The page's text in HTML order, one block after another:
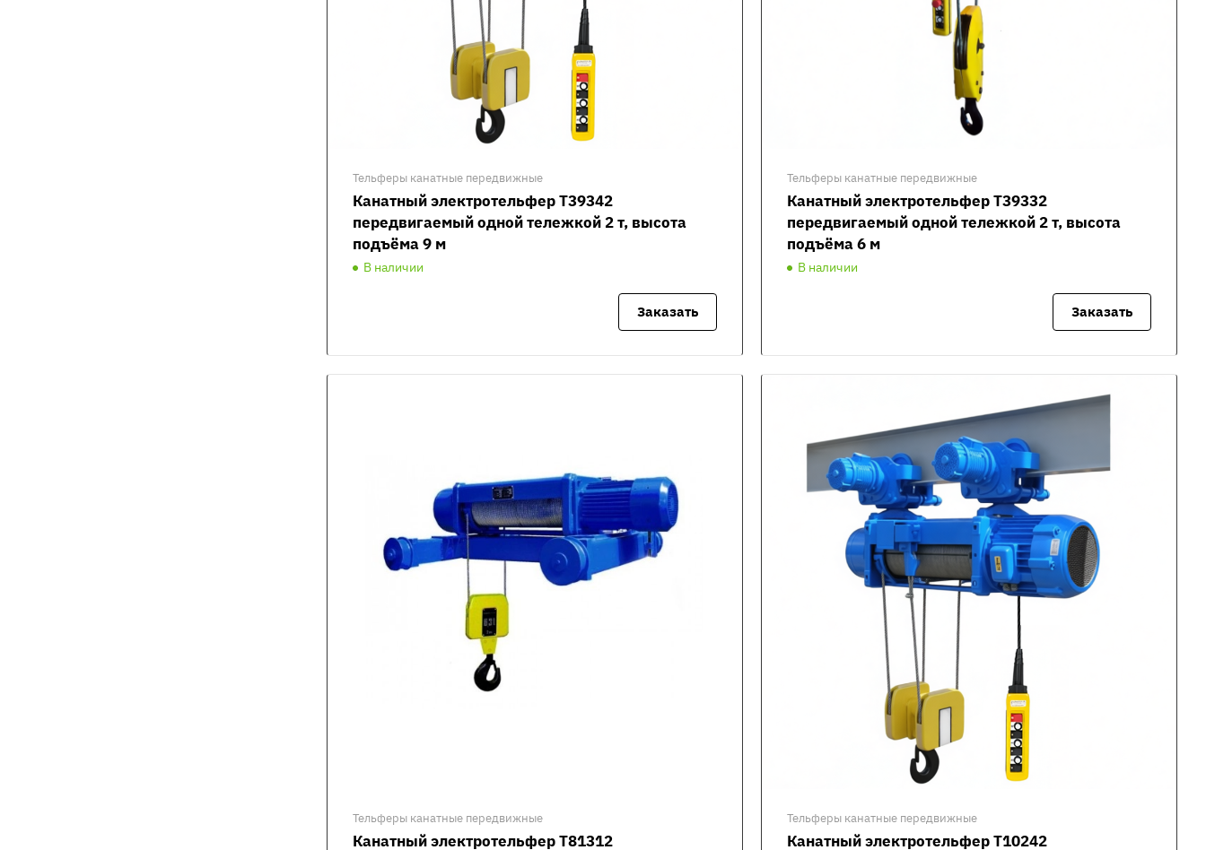
Тельферы канатные передвижные
Канатный электротельфер Т39342
передвигаемый одной тележкой 2 т, высота
подъёма 9 м
В наличии
Заказать
Тельферы канатные передвижные
Канатный электротельфер Т39332
передвигаемый одной тележкой 2 т, высота
подъёма 6 м
В наличии
Заказать
Тельферы канатные передвижные
Канатный электротельфер Т81312
Тельферы канатные передвижные
Канатный электротельфер Т10242